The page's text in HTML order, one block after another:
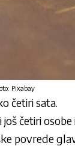
Pixabay
četiri sata.
četiri
povrede